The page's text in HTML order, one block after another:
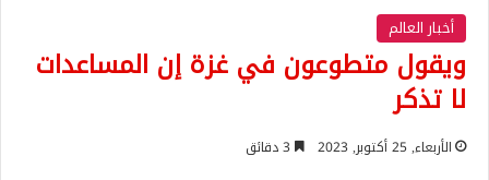
أخبار العالم
ويقول متطوعون في غزة إن المساعدات
لا تذكر
الأربعاء, 25 أكتوبر, 2023